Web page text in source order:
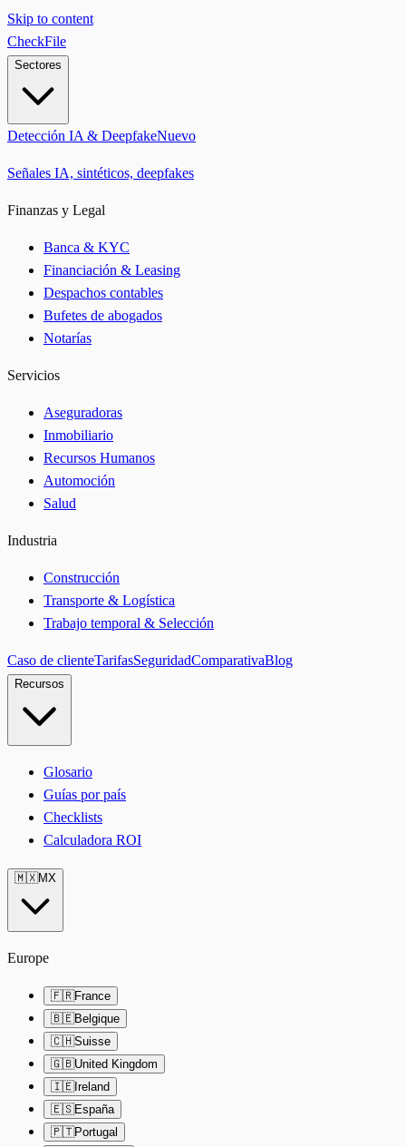
Skip to content
CheckFile
Sectores
Detección IA & DeepfakeNuevo
Señales IA, sintéticos, deepfakes
Finanzas y Legal
Banca & KYC
Financiación & Leasing
Despachos contables
Bufetes de abogados
Notarías
Servicios
Aseguradoras
Inmobiliario
Recursos Humanos
Automoción
Salud
Industria
Construcción
Transporte & Logística
Trabajo temporal & Selección
Caso de clienteTarifasSeguridadComparativaBlog
Recursos
Glosario
Guías por país
Checklists
Calculadora ROI
🇲🇽MX
Europe
🇫🇷France
🇧🇪Belgique
🇨🇭Suisse
🇬🇧United Kingdom
🇮🇪Ireland
🇪🇸España
🇵🇹Portugal